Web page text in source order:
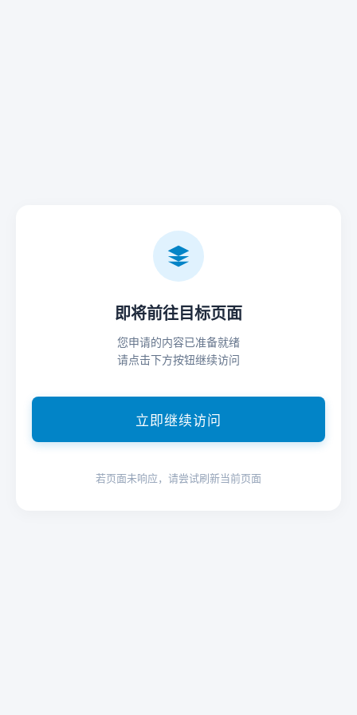
即将前往目标页面
您申请的内容已准备就绪
请点击下方按钮继续访问
立即继续访问
若页面未响应，请尝试刷新当前页面